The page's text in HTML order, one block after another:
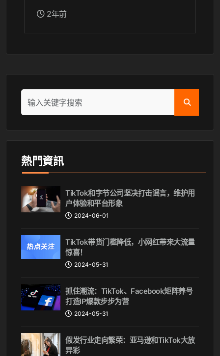
2年前
熱門資訊
TikTok和字节公司坚决打击谣言，维护用
户体验和平台形象
2024-06-01
TikTok带货门槛降低，小网红带来大流量
惊喜！
2024-05-31
抓住潮流：TikTok、Facebook矩阵养号
打造IP爆款步步为营
2024-05-31
假发行业走向繁荣：亚马逊和TikTok大放
异彩